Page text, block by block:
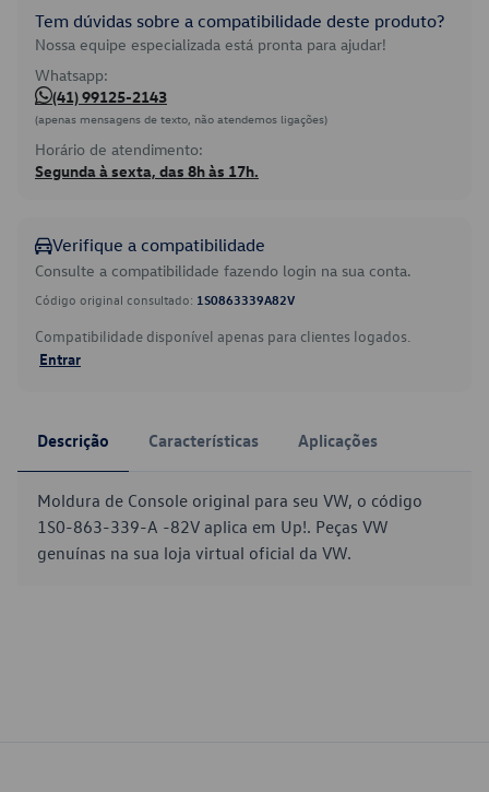
Tem dúvidas sobre a compatibilidade deste produto?
Nossa equipe especializada está pronta para ajudar!
Whatsapp:
(41) 99125-2143
(apenas mensagens de texto, não atendemos ligações)
Horário de atendimento:
Segunda à sexta, das 8h às 17h.
Verifique a compatibilidade
Consulte a compatibilidade fazendo login na sua conta.
Código original consultado: 1S0863339A82V
Compatibilidade disponível apenas para clientes logados.
Entrar
Descrição Características Aplicações
Moldura de Console original para seu VW, o código
1S0-863-339-A -82V aplica em Up!. Peças VW
genuínas na sua loja virtual oficial da VW.